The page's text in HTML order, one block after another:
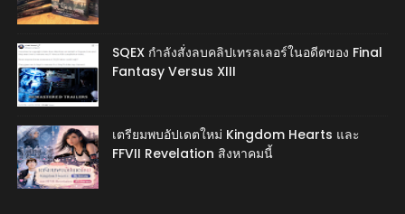
SQEX กำลังสั่งลบคลิปเทรลเลอร์ในอดีตของ Final
Fantasy Versus XIII
เตรียมพบอัปเดตใหม่ Kingdom Hearts และ
FFVII Revelation สิงหาคมนี้